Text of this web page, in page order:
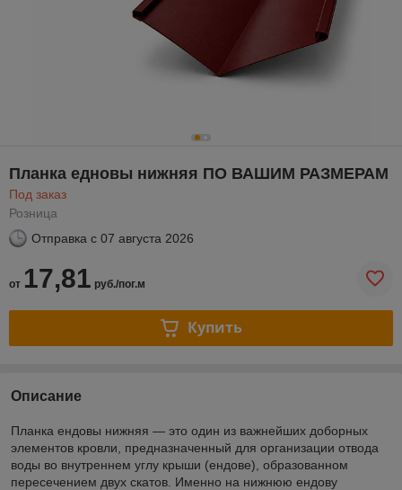
Планка едновы нижняя ПО ВАШИМ РАЗМЕРАМ
Под заказ
Розница
Отправка с 07 августа 2026
от 17,81 руб./пог.м
Купить
Описание
Планка ендовы нижняя — это один из важнейших доборных
элементов кровли, предназначенный для организации отвода
воды во внутреннем углу крыши (ендове), образованном
пересечением двух скатов. Именно на нижнюю ендову